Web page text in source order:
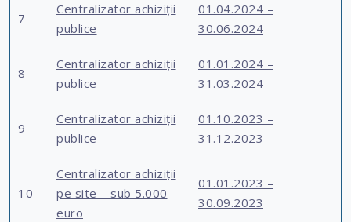
7
Centralizator achiziții
publice
01.04.2024 –
30.06.2024
8
Centralizator achiziții
publice
01.01.2024 –
31.03.2024
9
Centralizator achiziții
publice
01.10.2023 –
31.12.2023
10
Centralizator achiziții
pe site – sub 5.000
euro
01.01.2023 –
30.09.2023